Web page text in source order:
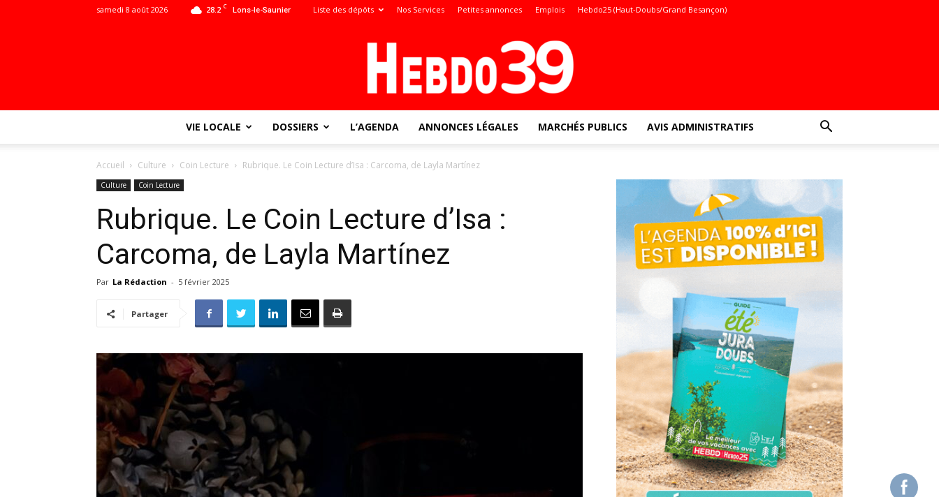
28.2 C Lons-le-Saunier
samedi 8 août 2026 Liste des dépôts Nos Services Petites annonces Emplois Hebdo25 (Haut-Doubs/Grand Besançon)
VIE LOCALE DOSSIERS L’AGENDA ANNONCES LÉGALES MARCHÉS PUBLICS AVIS ADMINISTRATIFS
Accueil Culture Coin Lecture Rubrique. Le Coin Lecture d’Isa : Carcoma, de Layla Martínez
Culture Coin Lecture
Rubrique. Le Coin Lecture d’Isa :
Carcoma, de Layla Martínez
Par La Rédaction - 5 février 2025
Partager